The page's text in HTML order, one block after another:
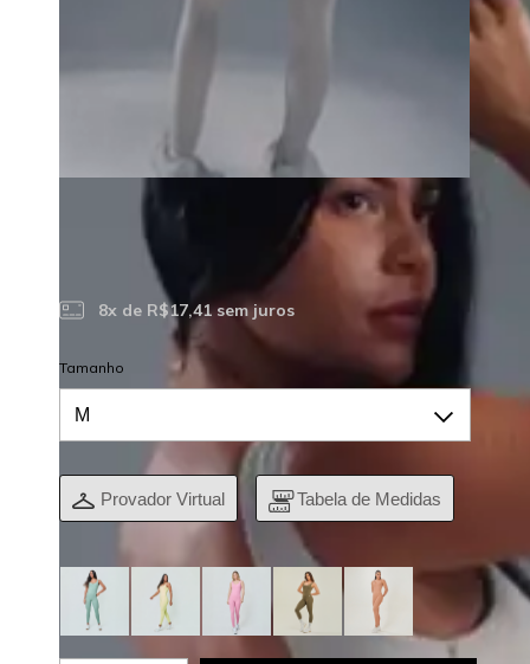
R$139,30
R$125,37 no Pix
R$132,34 no Boleto
8x de R$17,41sem juros
Tamanho
Provador Virtual Tabela de Medidas